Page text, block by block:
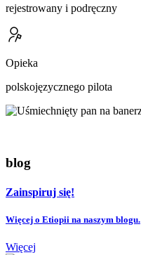
rejestrowany i podręczny
Opieka
polskojęzycznego pilota
blog
Zainspiruj się!
Więcej o Etiopii na naszym blogu.
Więcej